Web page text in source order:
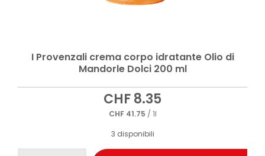
I Provenzali crema corpo idratante Olio di
Mandorle Dolci 200 ml
CHF8.35
CHF41.75 / 1l
3 disponibili